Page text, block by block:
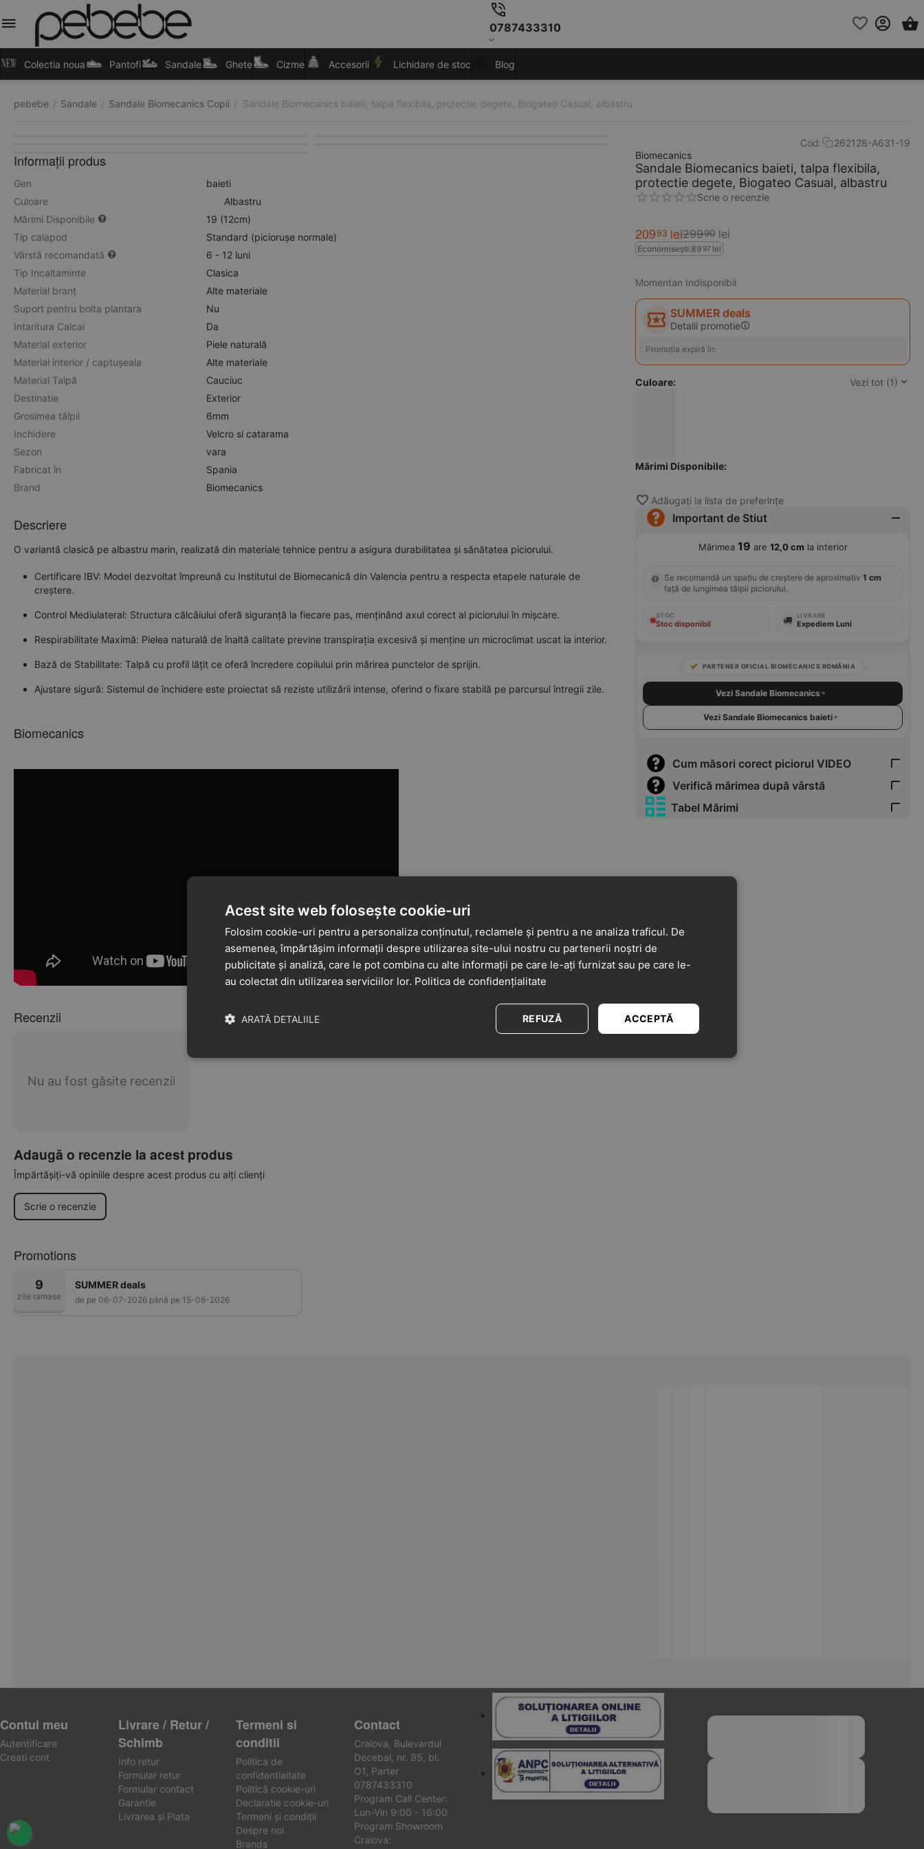
0787433310
Colectia noua Pantofi Sandale Ghete Cizme Accesorii Lichidare de stoc Blog
pebebe / Sandale / Sandale Biomecanics Copii / Sandale Biomecanics baieti, talpa flexibila, protectie degete, Biogateo Casual, albastru
Cod:
262128-A631-19
Biomecanics
Sandale Biomecanics baieti, talpa flexibila,
protectie degete, Biogateo Casual, albastru
Scrie o recenzie
20993 lei29990 lei
Economisești:89 97 lei
Momentan Indisponibil
SUMMER deals
Detalii promotie
Promoția expiră în:
Culoare: Vezi tot (1)
Mărimi Disponibile:
Adăugați la lista de preferințe
Important de Stiut
Mărimea 19 are 12,0 cm la interior
Se recomandă un spațiu de creștere de aproximativ 1 cm
față de lungimea tălpii piciorului.
STOC
Stoc disponibil
LIVRARE
Expediem Luni
PARTENER OFICIAL BIOMECANICS ROMÂNIA
Vezi Sandale Biomecanics
Vezi Sandale Biomecanics baieti
Cum măsori corect piciorul VIDEO
Verifică mărimea după vârstă
Tabel Mărimi
Informații produs
Gen
baieti
Culoare
Albastru
Mărimi Disponibile
19 (12cm)
Tip calapod
Standard (piciorușe normale)
Vârstă recomandată
6 - 12 luni
Tip Incaltaminte
Clasica
Material branț
Alte materiale
Suport pentru bolta plantara
Nu
Intaritura Calcai
Da
Material exterior
Piele naturală
Material interior / captușeala
Alte materiale
Material Talpă
Cauciuc
Destinatie
Exterior
Grosimea tălpii
6mm
Inchidere
Velcro si catarama
Sezon
vara
Fabricat în
Spania
Brand
Biomecanics
Descriere
O variantă clasică pe albastru marin, realizată din materiale tehnice pentru a asigura durabilitatea și sănătatea piciorului.
Certificare IBV: Model dezvoltat împreună cu Institutul de Biomecanică din Valencia pentru a respecta etapele naturale de
creștere.
Control Mediulateral: Structura călcâiului oferă siguranță la fiecare pas, menținând axul corect al piciorului în mișcare.
Respirabilitate Maximă: Pielea naturală de înaltă calitate previne transpirația excesivă și menține un microclimat uscat la interior.
Bază de Stabilitate: Talpă cu profil lățit ce oferă încredere copilului prin mărirea punctelor de sprijin.
Ajustare sigură: Sistemul de închidere este proiectat să reziste utilizării intense, oferind o fixare stabilă pe parcursul întregii zile.
Biomecanics
Recenzii
Nu au fost găsite recenzii
Adaugă o recenzie la acest produs
Împărtășiți-vă opiniile despre acest produs cu alți clienți
Scrie o recenzie
Promotions
9
zile ramase
SUMMER deals
de pe 06-07-2026 până pe 15-08-2026
Contul meu
Autentificare
Creati cont
Livrare / Retur /
Schimb
Info retur
Formular retur
Formular contact
Garantie
Livrarea și Plata
Termeni si
conditii
Politica de
confidentiaitate
Politică cookie-uri
Declaratie cookie-uri
Termeni și condiții
Despre noi
Brands
Contact
Craiova, Bulevardul
Decebal, nr. 95, bl.
O1, Parter
0787433310
Program Call Center:
Lun-Vin 9:00 - 16:00
Program Showroom
Craiova:
Acest site web folosește cookie-uri
Folosim cookie-uri pentru a personaliza conținutul, reclamele și pentru a ne analiza traficul. De
asemenea, împărtășim informații despre utilizarea site-ului nostru cu partenerii noștri de
publicitate și analiză, care le pot combina cu alte informații pe care le-ați furnizat sau pe care le-
au colectat din utilizarea serviciilor lor. Politica de confidențialitate
ACCEPTĂ
REFUZĂ
ARATĂ DETALIILE